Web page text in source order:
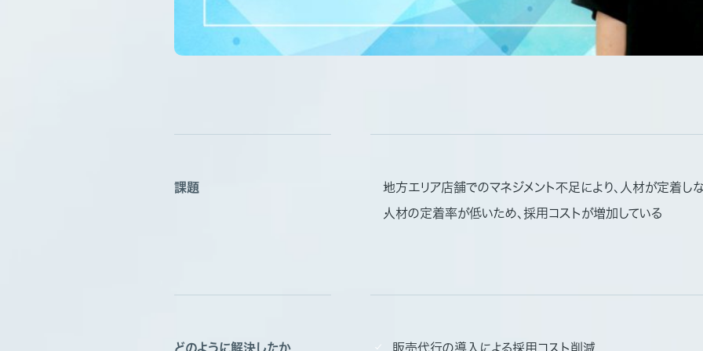
課題 地方エリア店舗でのマネジメント不足により、人材が定着し
人材の定着率が低いため、採用コストが増加している
どのように解決したか 販売代行の導入による採用コスト削減